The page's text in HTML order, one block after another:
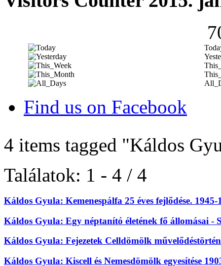
Find us on Facebook
4 items tagged "Káldos
Találatok: 1 - 4 / 4
Káldos Gyula: Kemenespálfa 25 éves fejlődése. 1945-
Káldos Gyula: Egy néptanító életének fő állomásai -
Káldos Gyula: Fejezetek Celldömölk
Káldos Gyula: Kiscell és Nemesdömölk egyesítése